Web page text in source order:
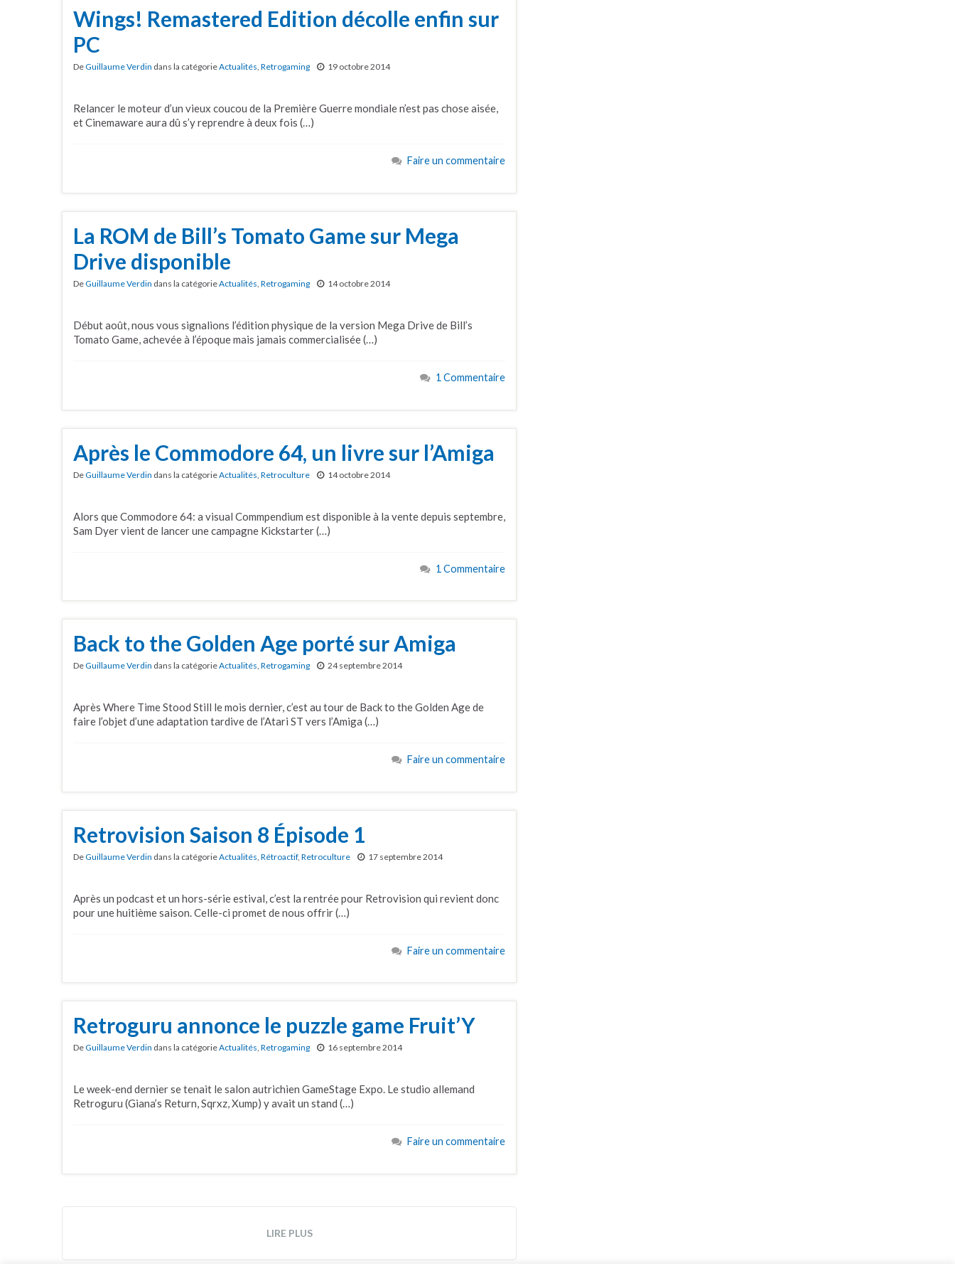
Wings! Remastered Edition décolle enfin sur
PC
DeGuillaume Verdin dans la catégorieActualités, Retrogaming 19 octobre 2014
Relancer le moteur d’un vieux coucou de la Première Guerre mondiale n’est pas chose aisée,
et Cinemaware aura dû s’y reprendre à deux fois (…)
Faire un commentaire
La ROM de Bill’s Tomato Game sur Mega
Drive disponible
DeGuillaume Verdin dans la catégorieActualités Retrogaming 14 octobre 2014
Début août, nous vous signalions l’édition physique de la version Mega Drive de Bill’s
Tomato Game, achevée à l’époque mais jamais commercialisée (…)
1 Commentaire
Après le Commodore 64, un livre sur l’Amiga
DeGuillaume Verdin dans la catégorieActualités Retroculture 14 octobre 2014
Alors que Commodore 64: a visual Commpendium est disponible à la vente depuis septembre,
Sam Dyer vient de lancer une campagne Kickstarter (…)
1 Commentaire
Back to the Golden Age porté sur Amiga
DeGuillaume Verdin dans la catégorieActualités, Retrogaming 24 septembre 2014
Après Where Time Stood Still le mois dernier, c’est au tour de Back to the Golden Age de
faire l’objet d’une adaptation tardive de l’Atari ST vers l’Amiga (…)
Faire un commentaire
Retrovision Saison 8 Épisode 1
DeGuillaume Verdin dans la catégorieActualités Rétroactif, Retroculture 17 septembre 2014
Après un podcast et un hors-série estival, c’est la rentrée pour Retrovision qui revient donc
pour une huitième saison. Celle-ci promet de nous offrir (…)
Faire un commentaire
Retroguru annonce le puzzle game Fruit’Y
DeGuillaume Verdin dans la catégorieActualités, Retrogaming 16 septembre 2014
Le week-end dernier se tenait le salon autrichien GameStage Expo. Le studio allemand
Retroguru (Giana’s Return, Sqrxz, Xump) y avait un stand (…)
Faire un commentaire
LIRE PLUS